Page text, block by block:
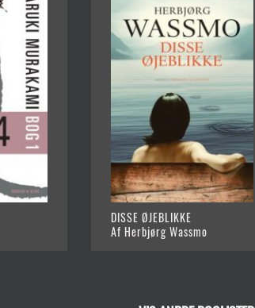
DISSE ØJEBLIKKE
Af Herbjørg Wassmo